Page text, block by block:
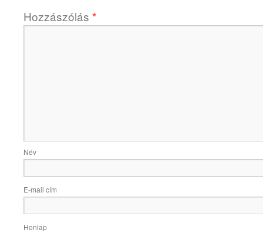
Hozzászólás *
Név
E-mail cím
Honlap